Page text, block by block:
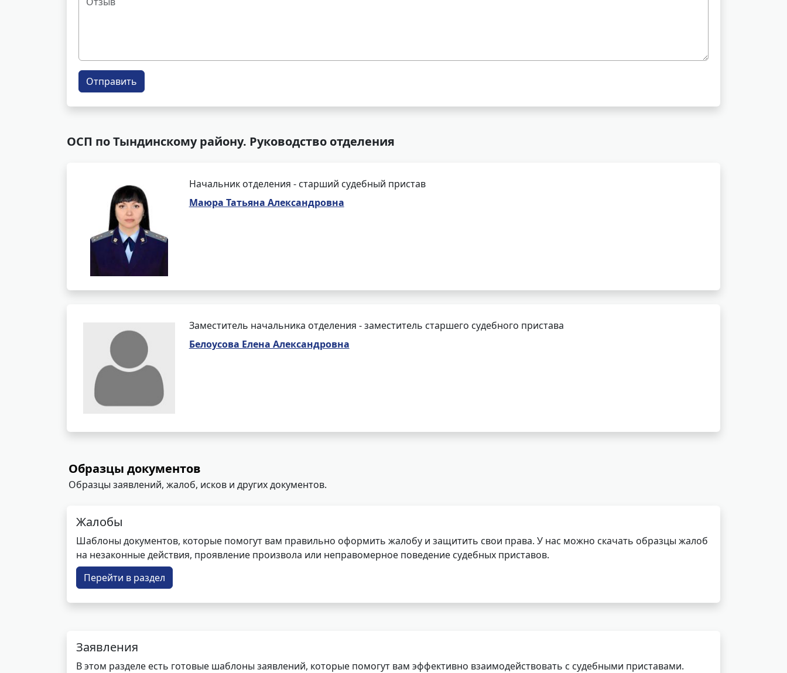
Отправить
ОСП по Тындинскому району. Руководство отделения
Начальник отделения - старший судебный пристав
Маюра Татьяна Александровна
Заместитель начальника отделения - заместитель старшего судебного пристава
Белоусова Елена Александровна
Образцы документов
Образцы заявлений, жалоб, исков и других документов.
Жалобы
Шаблоны документов, которые помогут вам правильно оформить жалобу и защитить свои права. У нас можно скачать образцы жалоб
на незаконные действия, проявление произвола или неправомерное поведение судебных приставов.
Перейти в раздел
Заявления
В этом разделе есть готовые шаблоны заявлений, которые помогут вам эффективно взаимодействовать с судебными приставами.